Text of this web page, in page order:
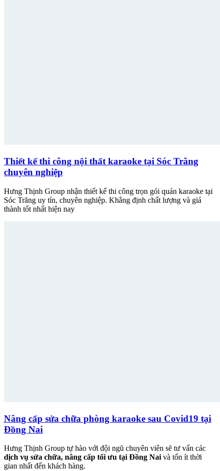
Thiết kế thi công nội thất karaoke tại Sóc Trăng
chuyên nghiệp
Hưng Thịnh Group nhận thiết kế thi công trọn gói quán karaoke tại
Sóc Trăng uy tín, chuyên nghiệp. Khẳng định chất lượng và giá
thành tốt nhất hiện nay
Nâng cấp sửa chữa phòng karaoke sau Covid19 tại
Đồng Nai
Hưng Thịnh Group tự hào với đội ngũ chuyên viên sẽ tư vấn các
dịch vụ sửa chữa, nâng cấp tối ưu tại Đồng Nai và tốn ít thời
gian nhất đến khách hàng.